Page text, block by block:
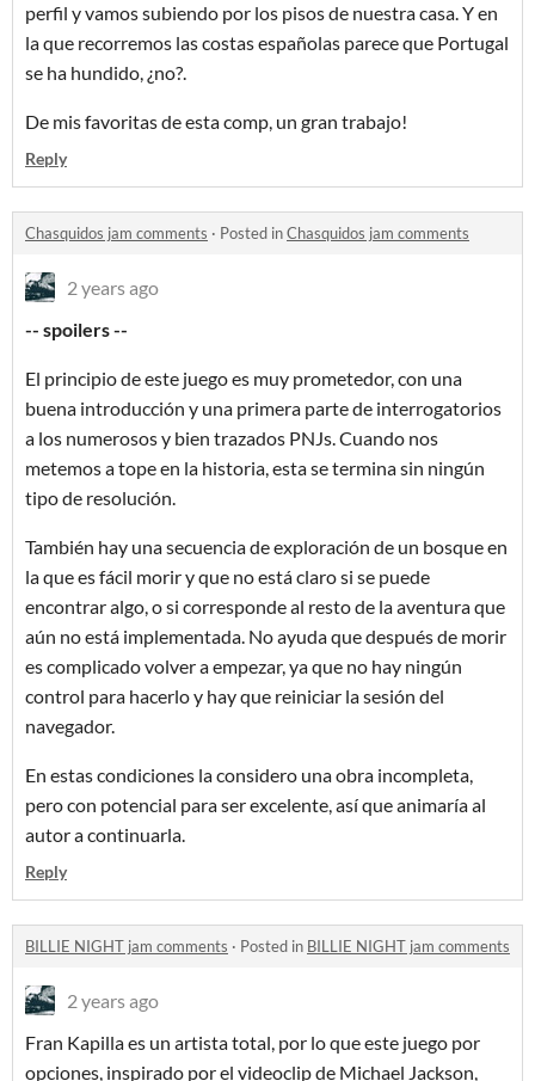
perfil y vamos subiendo por los pisos de nuestra casa. Y en
la que recorremos las costas españolas parece que Portugal
se ha hundido, ¿no?.
De mis favoritas de esta comp, un gran trabajo!
Reply
Chasquidos jam comments · Posted inChasquidos jam comments
2 years ago
-- spoilers --
El principio de este juego es muy prometedor, con una
buena introducción y una primera parte de interrogatorios
a los numerosos y bien trazados PNJs. Cuando nos
metemos a tope en la historia, esta se termina sin ningún
tipo de resolución.
También hay una secuencia de exploración de un bosque en
la que es fácil morir y que no está claro si se puede
encontrar algo, o si corresponde al resto de la aventura que
aún no está implementada. No ayuda que después de morir
es complicado volver a empezar, ya que no hay ningún
control para hacerlo y hay que reiniciar la sesión del
navegador.
En estas condiciones la considero una obra incompleta,
pero con potencial para ser excelente, así que animaría al
autor a continuarla.
Reply
BILLIE NIGHT jam comments · Posted in BILLIE NIGHT jam comments
2 years ago
Fran Kapilla es un artista total, por lo que este juego por
opciones, inspirado por el videoclip de Michael Jackson,